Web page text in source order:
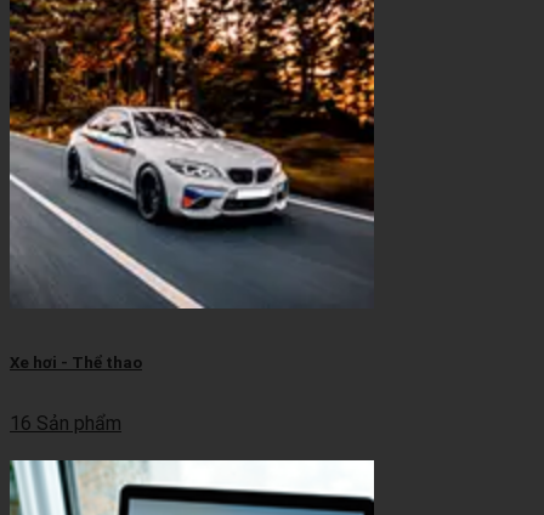
Xe hơi - Thể thao
16 Sản phẩm